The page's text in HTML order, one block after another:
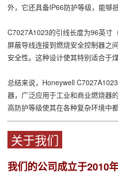
外，它还具备IP66防护等级，能够
C7027A1023的引线长度为96英寸
屏蔽导线连接到燃烧安全控制器之
安全性。这种设计使其特别适合于
总结来说，Honeywell
器，广泛应用于工业和商业燃烧器
高防护等级使其在各种复杂环境中
关于我们
我们的公司成立于2010